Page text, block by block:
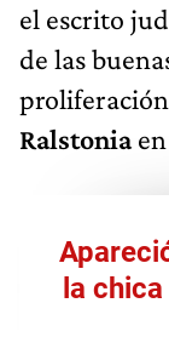
el escrito
de las
Ralstoniaen
la